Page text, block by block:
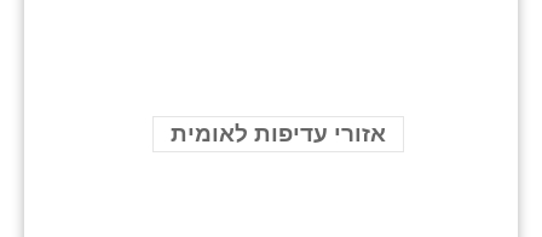
אזורי עדיפות לאומית